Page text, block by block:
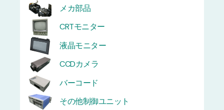
メカ部品
CRTモニター
液晶モニター
CCDカメラ
バーコード
その他制御ユニット